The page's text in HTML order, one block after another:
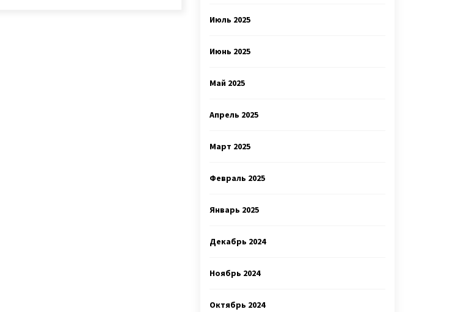
Июль 2025
Июнь 2025
Май 2025
Апрель 2025
Март 2025
Февраль 2025
Январь 2025
Декабрь 2024
Ноябрь 2024
Октябрь 2024